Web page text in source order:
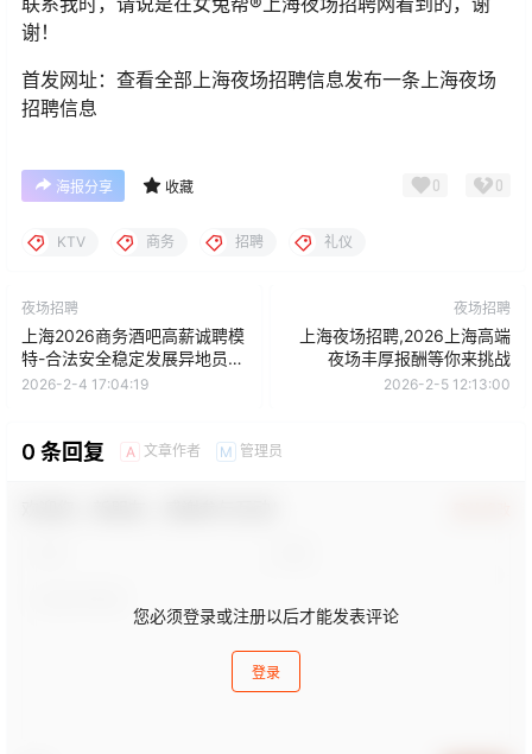
谢！
首发网址：查看全部上海夜场招聘信息发布一条上海夜场
招聘信息
海报分享 收藏 0 0
KTV 商务 招聘 礼仪
夜场招聘
上海2026商务酒吧高薪诚聘模
特-合法安全稳定发展异地员工
专车接送
2026-2-4 17:04:19
夜场招聘
上海夜场招聘,2026上海高端
夜场丰厚报酬等你来挑战
2026-2-5 12:13:00
0 条回复 A 文章作者 M 管理员
您必须登录或注册以后才能发表评论
登录